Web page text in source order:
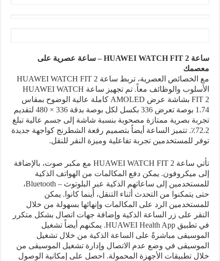
ساعةHUAWEI WATCH FIT 2 – ساعة عصرية على
معصمك
مع الخصائص العصرية، تربط ساعة HUAWEI WATCH FIT 2
الأسلوب والوظائف معاً. تم تجهيز ساعة HUAWEI WATCH
FIT 2 بشاشة عرض AMOLED كاملة عالية الوضوح بمقاس
1.74 بوصة تعرض 336 بكسل لكل بوصة بدقة 336 × 480 لتقديم
تجربة بصرية ممتازة مصحوبة بنسبة شاشة إلى جسم عالية تبلغ
72.2٪. تتميز الساعة أيضاً بتصميم رقعة الشطرنج كواجهة جديدة
توفر للمستخدمين تجربة تفاعلية وميزة النقر للنقل.
تأتي ساعة HUAWEI WATCH FIT 2 مع مكبر صوت، بالإضافة
إلى ميكروفون. يمكن دفع المكالمات من الهواتف الذكية
للمستخدمين إلى ساعاتهم الذكية عبر البلوتوث – Bluetooth،
حتى يتمكنوا من التحدث أثناء التنقل، أينما كانوا. يمكن
للمستخدمين الرد على المكالمات وإنهائها بسهولة من خلال
النقر على زر الساعة الذكية وإضافة جهات اتصال بشكل متكرر
في تطبيقHUAWEI Health App. يمكنهم أيضاً تشغيل
الموسيقى مباشرةً على الساعة الذكية من خلال تشغيل
الموسيقى في وضع عدم الاتصال وإدارة تشغيل الموسيقى من
خلال تطبيقات الأجهزة المحمولة. احصل على إمكانية الوصول